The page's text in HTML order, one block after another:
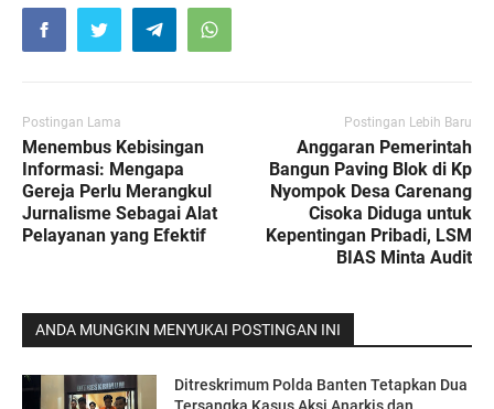
Postingan Lama
Menembus Kebisingan
Informasi: Mengapa
Gereja Perlu Merangkul
Jurnalisme Sebagai Alat
Pelayanan yang Efektif
Postingan Lebih Baru
Anggaran Pemerintah
Bangun Paving Blok di Kp
Nyompok Desa Carenang
Cisoka Diduga untuk
Kepentingan Pribadi, LSM
BIAS Minta Audit
ANDA MUNGKIN MENYUKAI POSTINGAN INI
Ditreskrimum Polda Banten Tetapkan Dua
Tersangka Kasus Aksi Anarkis dan